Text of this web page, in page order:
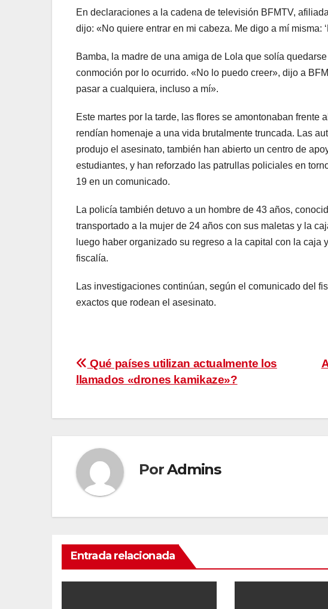
En declaraciones a la cadena de televisión BFMTV,
dijo: «No quiere entrar en mi cabeza. Me digo a mí misma:
Bamba, la madre de una amiga de Lola que solía
conmoción por lo ocurrido. «No lo puedo creer», dijo a
pasar a cualquiera, incluso a mí».
Este martes por la tarde, las flores se amontonaban
rendían homenaje a una vida brutalmente truncada. Las
produjo el asesinato, también han abierto un centro de
estudiantes, y han reforzado las patrullas policiales en
19 en un comunicado.
La policía también detuvo a un hombre de 43 años,
transportado a la mujer de 24 años con sus maletas y la
luego haber organizado su regreso a la capital con la
fiscalía.
Las investigaciones continúan, según el comunicado del
exactos que rodean el asesinato.
Navegación
de
entradas
Qué países utilizan actualmente los
llamados «drones kamikaze»?
PorAdmins
Entrada relacionada